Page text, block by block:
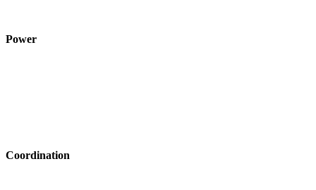
Power
Coordination